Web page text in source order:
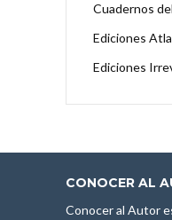
Cuadernos
Ediciones
Ediciones
CONOCER AL
Conocer al Autor